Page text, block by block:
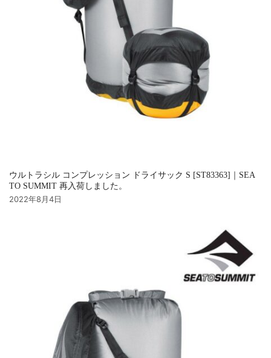
ウルトラシル コンプレッション ドライサック S [ST83363]｜SEA
TO SUMMIT 再入荷しました。
2022年8月4日